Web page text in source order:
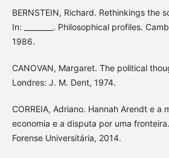
BERNSTEIN, Richard. Rethinkings the
In: ________. Philosophical profiles.
1986.
CANOVAN, Margaret. The political
Londres: J. M. Dent, 1974.
CORREIA, Adriano. Hannah Arendt e a
economia e a disputa por uma
Forense Universitária, 2014.